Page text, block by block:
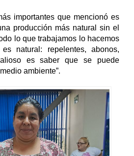
importantes que mencionó es
producción más natural sin el
lo que trabajamos lo hacemos
natural: repelentes, abonos,
es saber que se puede
ambiente”.